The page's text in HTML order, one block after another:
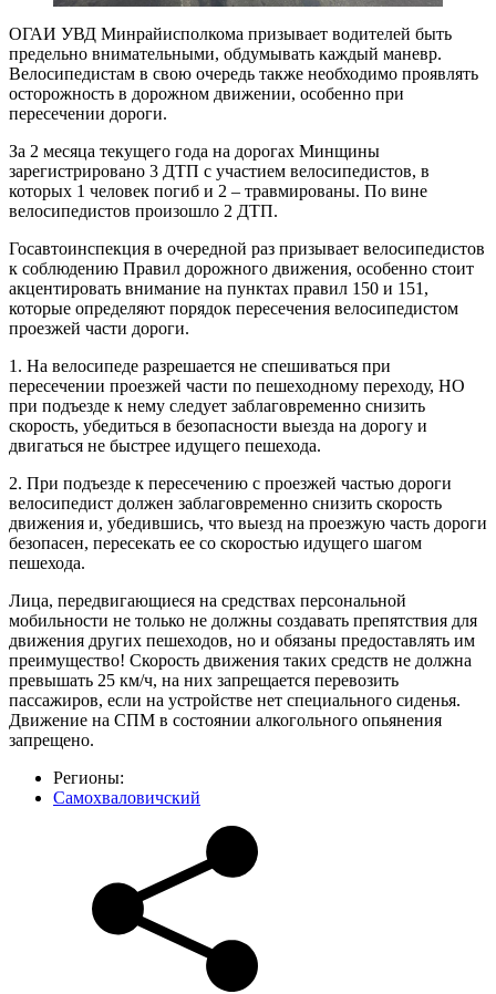
ОГАИ УВД Минрайисполкома призывает водителей быть
предельно внимательными, обдумывать каждый маневр.
Велосипедистам в свою очередь также необходимо проявлять
осторожность в дорожном движении, особенно при
пересечении дороги.
За 2 месяца текущего года на дорогах Минщины
зарегистрировано 3 ДТП с участием велосипедистов, в
которых 1 человек погиб и 2 – травмированы. По вине
велосипедистов произошло 2 ДТП.
Госавтоинспекция в очередной раз призывает велосипедистов
к соблюдению Правил дорожного движения, особенно стоит
акцентировать внимание на пунктах правил 150 и 151,
которые определяют порядок пересечения велосипедистом
проезжей части дороги.
1. На велосипеде разрешается не спешиваться при
пересечении проезжей части по пешеходному переходу, НО
при подъезде к нему следует заблаговременно снизить
скорость, убедиться в безопасности выезда на дорогу и
двигаться не быстрее идущего пешехода.
2. При подъезде к пересечению с проезжей частью дороги
велосипедист должен заблаговременно снизить скорость
движения и, убедившись, что выезд на проезжую часть дороги
безопасен, пересекать ее со скоростью идущего шагом
пешехода.
Лица, передвигающиеся на средствах персональной
мобильности не только не должны создавать препятствия для
движения других пешеходов, но и обязаны предоставлять им
преимущество! Скорость движения таких средств не должна
превышать 25 км/ч, на них запрещается перевозить
пассажиров, если на устройстве нет специального сиденья.
Движение на СПМ в состоянии алкогольного опьянения
запрещено.
Регионы:
Самохваловичский